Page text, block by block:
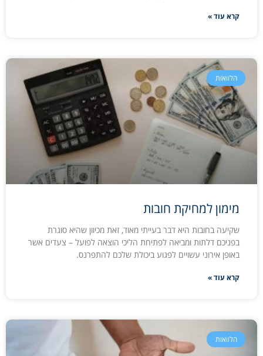
קרא עוד »
הלוואות
מימון למחיקת חובות
שקיעה בחובות היא דבר בעייתי מאוד, זאת מכיוון שהיא סוגרת
בפניכם דלתות ומביאה לפתיחת הליכי הוצאה לפועל – צעדים אשר
באופן אירוני עשויים לפגוע ביכולת שלכם להתפרנס.
קרא עוד »
הלוואות